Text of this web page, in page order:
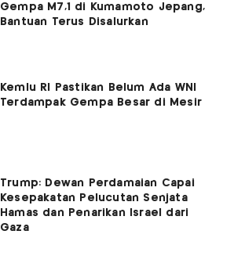
Gempa M7,1 di Kumamoto Jepang,
Bantuan Terus Disalurkan
Kemlu RI Pastikan Belum Ada WNI
Terdampak Gempa Besar di Mesir
Trump: Dewan Perdamaian Capai
Kesepakatan Pelucutan Senjata
Hamas dan Penarikan Israel dari
Gaza